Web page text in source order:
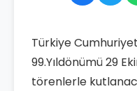
Türkiye
99.Yıldönümü 29
törenlerle